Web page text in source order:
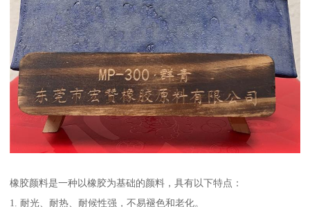
橡胶颜料是一种以橡胶为基础的颜料，具有以下特点：
1. 耐光、耐热、耐候性强，不易褪色和老化。